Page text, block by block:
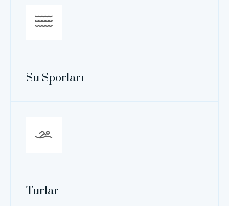
Su Sporları
Turlar